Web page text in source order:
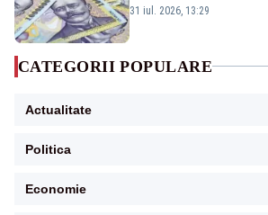
majoreze dobânda
31 iul. 2026, 13:29
CATEGORII POPULARE
Actualitate
Politica
Economie